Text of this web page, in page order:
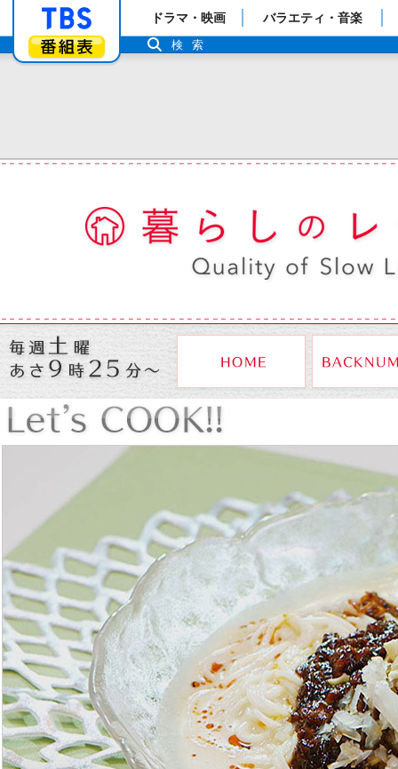
「TBSテレビ」トップページ
番組表
ドラマ・映画 バラエティ・音楽
検索